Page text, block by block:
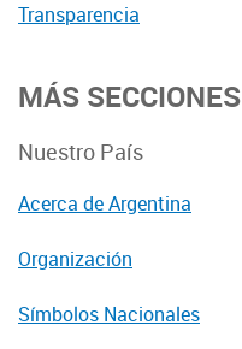
Transparencia
MÁS SECCIONES
Nuestro País
Acerca de Argentina
Organización
Símbolos Nacionales